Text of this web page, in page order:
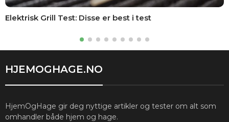
Elektrisk Grill Test: Disse er best i test
HJEMOGHAGE.NO
HjemOgHage gir deg nyttige artikler og tester om alt som
omhandler både hjem og hage.